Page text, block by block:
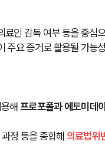
인 감독 여부 등을 중심
주요 증거로 활용될 가능
해 프로포폴과 에토미데
정 등을 종합해 의료법위